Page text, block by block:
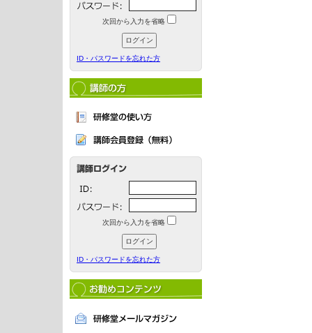
次回から入力を省略
ID・パスワードを忘れた方
次回から入力を省略
ID・パスワードを忘れた方